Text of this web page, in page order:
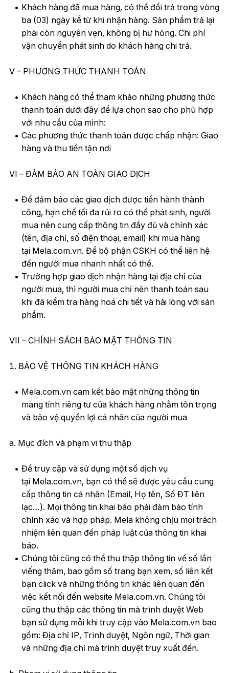
Khách hàng đã mua hàng, có thể đổi trả trong vòng
ba (03) ngày kể từ khi nhận hàng. Sản phẩm trả lại
phải còn nguyên vẹn, không bị hư hỏng. Chi phí
vận chuyển phát sinh do khách hàng chi trả.
V – PHƯƠNG THỨC THANH TOÁN
Khách hàng có thể tham khảo những phương thức
thanh toán dưới đây để lựa chọn sao cho phù hợp
với nhu cầu của mình:
Các phương thức thanh toán được chấp nhận: Giao
hàng và thu tiền tận nơi
VI – ĐẢM BẢO AN TOÀN GIAO DỊCH
Để đảm bảo các giao dịch được tiến hành thành
công, hạn chế tối đa rủi ro có thể phát sinh, người
mua nên cung cấp thông tin đầy đủ và chính xác
(tên, địa chỉ, số điện thoại, email) khi mua hàng
tại Mela.com.vn. Để bộ phận CSKH có thể liên hệ
đến người mua nhanh nhất có thể.
Trường hợp giao dịch nhận hàng tại địa chỉ của
người mua, thì người mua chỉ nên thanh toán sau
khi đã kiểm tra hàng hoá chi tiết và hài lòng với sản
phẩm.
VII – CHÍNH SÁCH BẢO MẬT THÔNG TIN
1. BẢO VỆ THÔNG TIN KHÁCH HÀNG
Mela.com.vn cam kết bảo mật những thông tin
mang tính riêng tư của khách hàng nhằm tôn trọng
và bảo vệ quyền lợi cá nhân của người mua
a. Mục đích và phạm vi thu thập
Để truy cập và sử dụng một số dịch vụ
tại Mela.com.vn, bạn có thể sẽ được yêu cầu cung
cấp thông tin cá nhân (Email, Họ tên, Số ĐT liên
lạc…). Mọi thông tin khai báo phải đảm bảo tính
chính xác và hợp pháp. Mela không chịu mọi trách
nhiệm liên quan đến pháp luật của thông tin khai
báo.
Chúng tôi cũng có thể thu thập thông tin về số lần
viếng thăm, bao gồm số trang bạn xem, số liên kết
bạn click và những thông tin khác liên quan đến
việc kết nối đến website Mela.com.vn. Chúng tôi
cũng thu thập các thông tin mà trình duyệt Web
bạn sử dụng mỗi khi truy cập vào Mela.com.vn bao
gồm: Địa chỉ IP, Trình duyệt, Ngôn ngữ, Thời gian
và những địa chỉ mà trình duyệt truy xuất đến.